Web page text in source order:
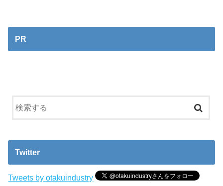
PR
Twitter
Tweets by otakuindustry